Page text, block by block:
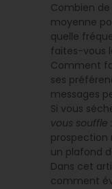
Combien
moyenne
quelle
faites-vous
Comment
ses
messages
Si vous
vous souffle
prospection
un plafond
Dans cet
comment